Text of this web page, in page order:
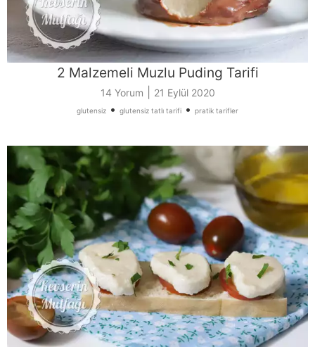
2 Malzemeli Muzlu Puding Tarifi
14 Yorum 21 Eylül 2020
glutensiz • glutensiz tatlı tarifi • pratik tarifler